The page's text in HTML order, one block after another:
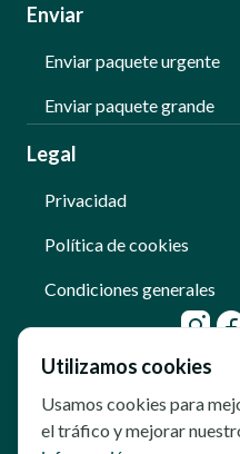
Enviar
Enviar paquete urgente
Enviar paquete grande
Legal
Privacidad
Política de cookies
Condiciones generales
Utilizamos cookies
Usamos cookies para
el tráfico y mejorar